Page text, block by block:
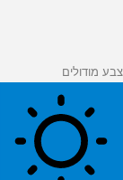
צבע מודולים